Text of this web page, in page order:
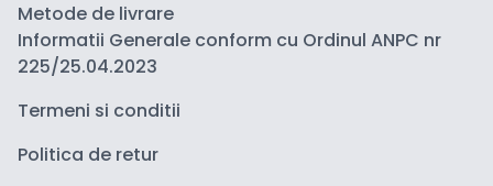
Metode de livrare
Informatii Generale conform cu Ordinul ANPC nr
225/25.04.2023
Termeni si conditii
Politica de retur